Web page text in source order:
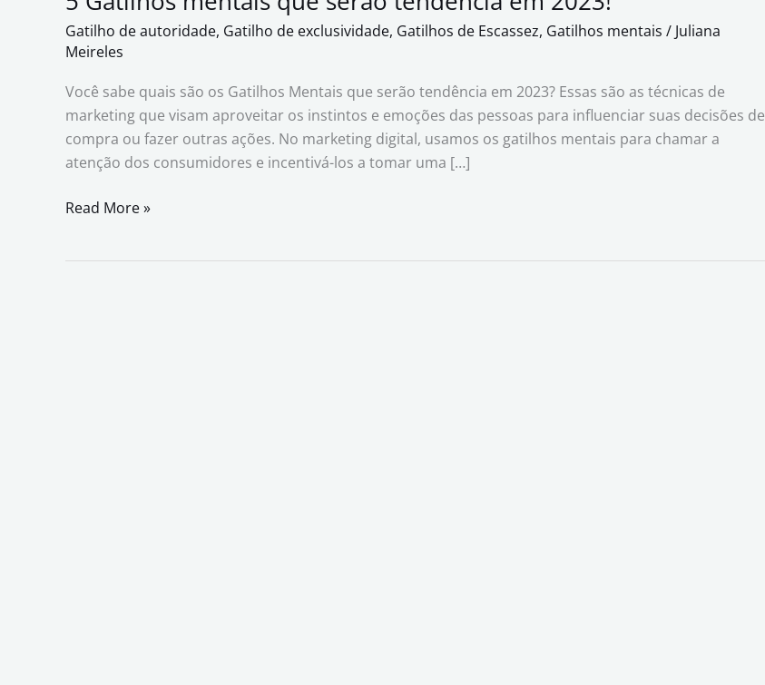
Gatilho de autoridade, Gatilho de exclusividade, Gatilhos de Escassez, Gatilhos mentais / Juliana
Meireles
Você sabe quais são os Gatilhos Mentais que serão tendência em 2023? Essas são as técnicas de
marketing que visam aproveitar os instintos e emoções das pessoas para influenciar suas decisões de
compra ou fazer outras ações. No marketing digital, usamos os gatilhos mentais para chamar a
atenção dos consumidores e incentivá-los a tomar uma […]
Read More »